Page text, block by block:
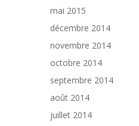
mai 2015
décembre 2014
novembre 2014
octobre 2014
septembre 2014
août 2014
juillet 2014